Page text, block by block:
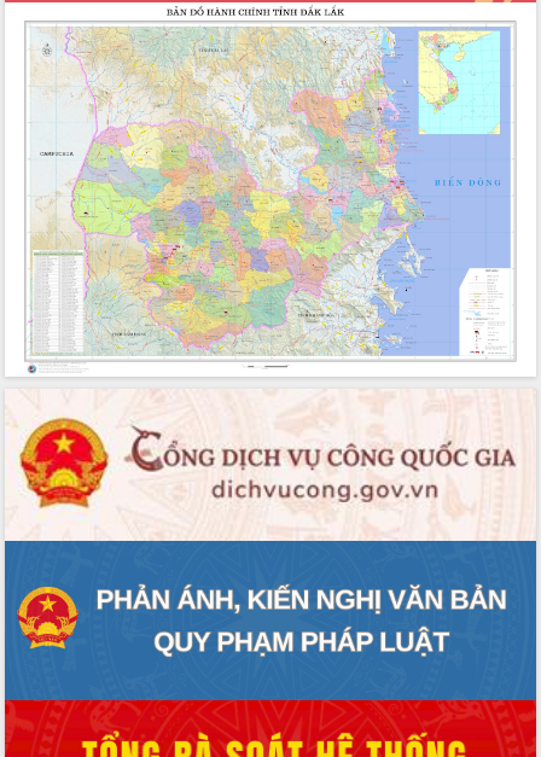
HĐND tỉnh thông qua điều chỉnh Quy
hoạch tỉnh thời kỳ 2021-2030
Hội thảo góp ý hồ sơ điều chỉnh quy
hoạch tỉnh Đắk Lắk thời kỳ 2021-2030,
tầm nhìn đến năm 2050
Nâng cao hiệu quả hoạt động của các
doanh nghiệp nhà nước
Hội nghị triển khai kết nối mạng
truyền số liệu chuyên dùng phục vụ cơ
quan Đảng, Nhà nước
Lễ phát động chuỗi hoạt động chung
tay làm sạch môi trường
Xã Ea Kar bước chuyển mình trong
công tác cải cách hành chính mô hình
mới
năm 2026
Hội thảo khoa học “Giải pháp thúc đẩy
phát triển nền kinh tế xanh tại tỉnh
Đắk Lắk”
Tăng cường giám sát, đôn đốc thực
hàng tuần
Tháo gỡ những vướng mắc, đẩy mạnh
công tác cải cách thủ tục hành chính
Đắk Lắk: Tôn vinh 46 giải pháp tại Hội
thi Sáng tạo Kỹ thuật 2024 - 2025